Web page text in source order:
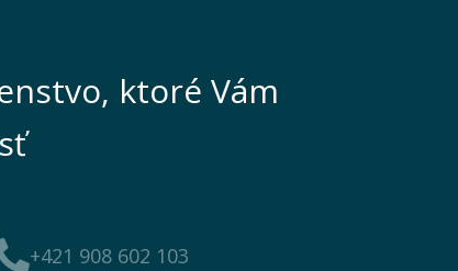
ktoré Vám
+421 908 602 103